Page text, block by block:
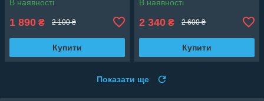
В наявності
1 890 ₴ 2 100 ₴
Купити
В наявності
2 340 ₴ 2 600 ₴
Купити
Показати ще